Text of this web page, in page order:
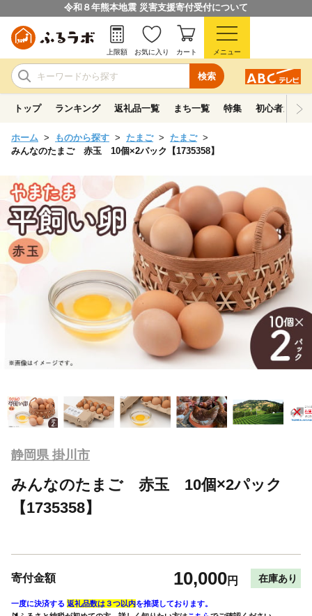
令和８年熊本地震 災害支援寄付受付について
検索
上限額 お気に入り カート メニュー
トップ ランキング 返礼品一覧 まち一覧 特集 初心者ガイド
ホーム ものから探す たまご
たまご
みんなのたまご 赤玉 10個×2パック【1735358】
静岡県 掛川市
みんなのたまご 赤玉 10個×2パック
【1735358】
寄付金額 10,000円 在庫あり
一度に決済する 返礼品数は３つ以内を推奨しております。